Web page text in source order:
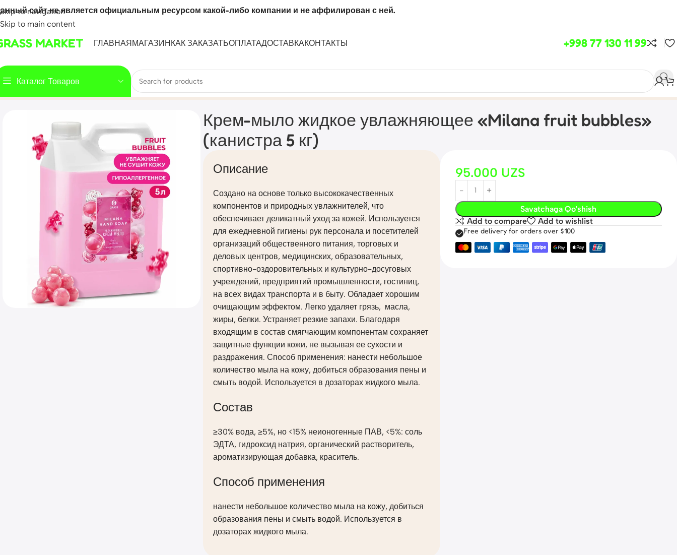
Skip to navigation
Skip to main content
сайт не является официальным ресурсом какой-либо компании и не аффилирован с ней.
MARKET ГЛАВНАЯМАГАЗИНКАК ЗАКАЗАТЬОПЛАТАДОСТАВКАКОНТАКТЫ +998 77 130 11 99
Каталог Товаров
Крем-мыло жидкое увлажняющее «Milana fruit bubbles» (канистра 5 кг)
Крем-мыло жидкое увлажняющее «Milana fruit bubbles»
(канистра 5 кг)
Описание
Создано на основе только высококачественных
компонентов и природных увлажнителей, что
обеспечивает деликатный уход за кожей. Используется
для ежедневной гигиены рук персонала и посетителей
организаций общественного питания, торговых и
деловых центров, медицинских, образовательных,
спортивно-оздоровительных и культурно-досуговых
учреждений, предприятий промышленности, гостиниц,
на всех видах транспорта и в быту. Обладает хорошим
очищающим эффектом. Легко удаляет грязь, масла,
жиры, белки. Устраняет резкие запахи. Благодаря
входящим в состав смягчающим компонентам сохраняет
защитные функции кожи, не вызывая ее сухости и
раздражения. Способ применения: нанести небольшое
количество мыла на кожу, добиться образования пены и
смыть водой. Используется в дозаторах жидкого мыла.
Состав
≥30% вода, ≥5%, но <15% неионогенные ПАВ, <5%: соль
ЭДТА, гидроксид натрия, органический растворитель,
ароматизирующая добавка, краситель.
Способ применения
нанести небольшое количество мыла на кожу, добиться
образования пены и смыть водой. Используется в
дозаторах жидкого мыла.
95.000 UZS
Savatchaga Qo'shish
Add to compare
Add to wishlist
Free delivery for orders over $100